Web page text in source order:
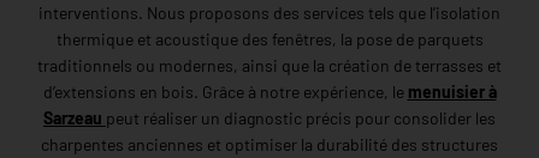
interventions. Nous proposons des services tels que l’isolation
thermique et acoustique des fenêtres, la pose de parquets
traditionnels ou modernes, ainsi que la création de terrasses et
d’extensions en bois. Grâce à notre expérience, le menuisier à
Sarzeau peut réaliser un diagnostic précis pour consolider les
charpentes anciennes et optimiser la durabilité des structures